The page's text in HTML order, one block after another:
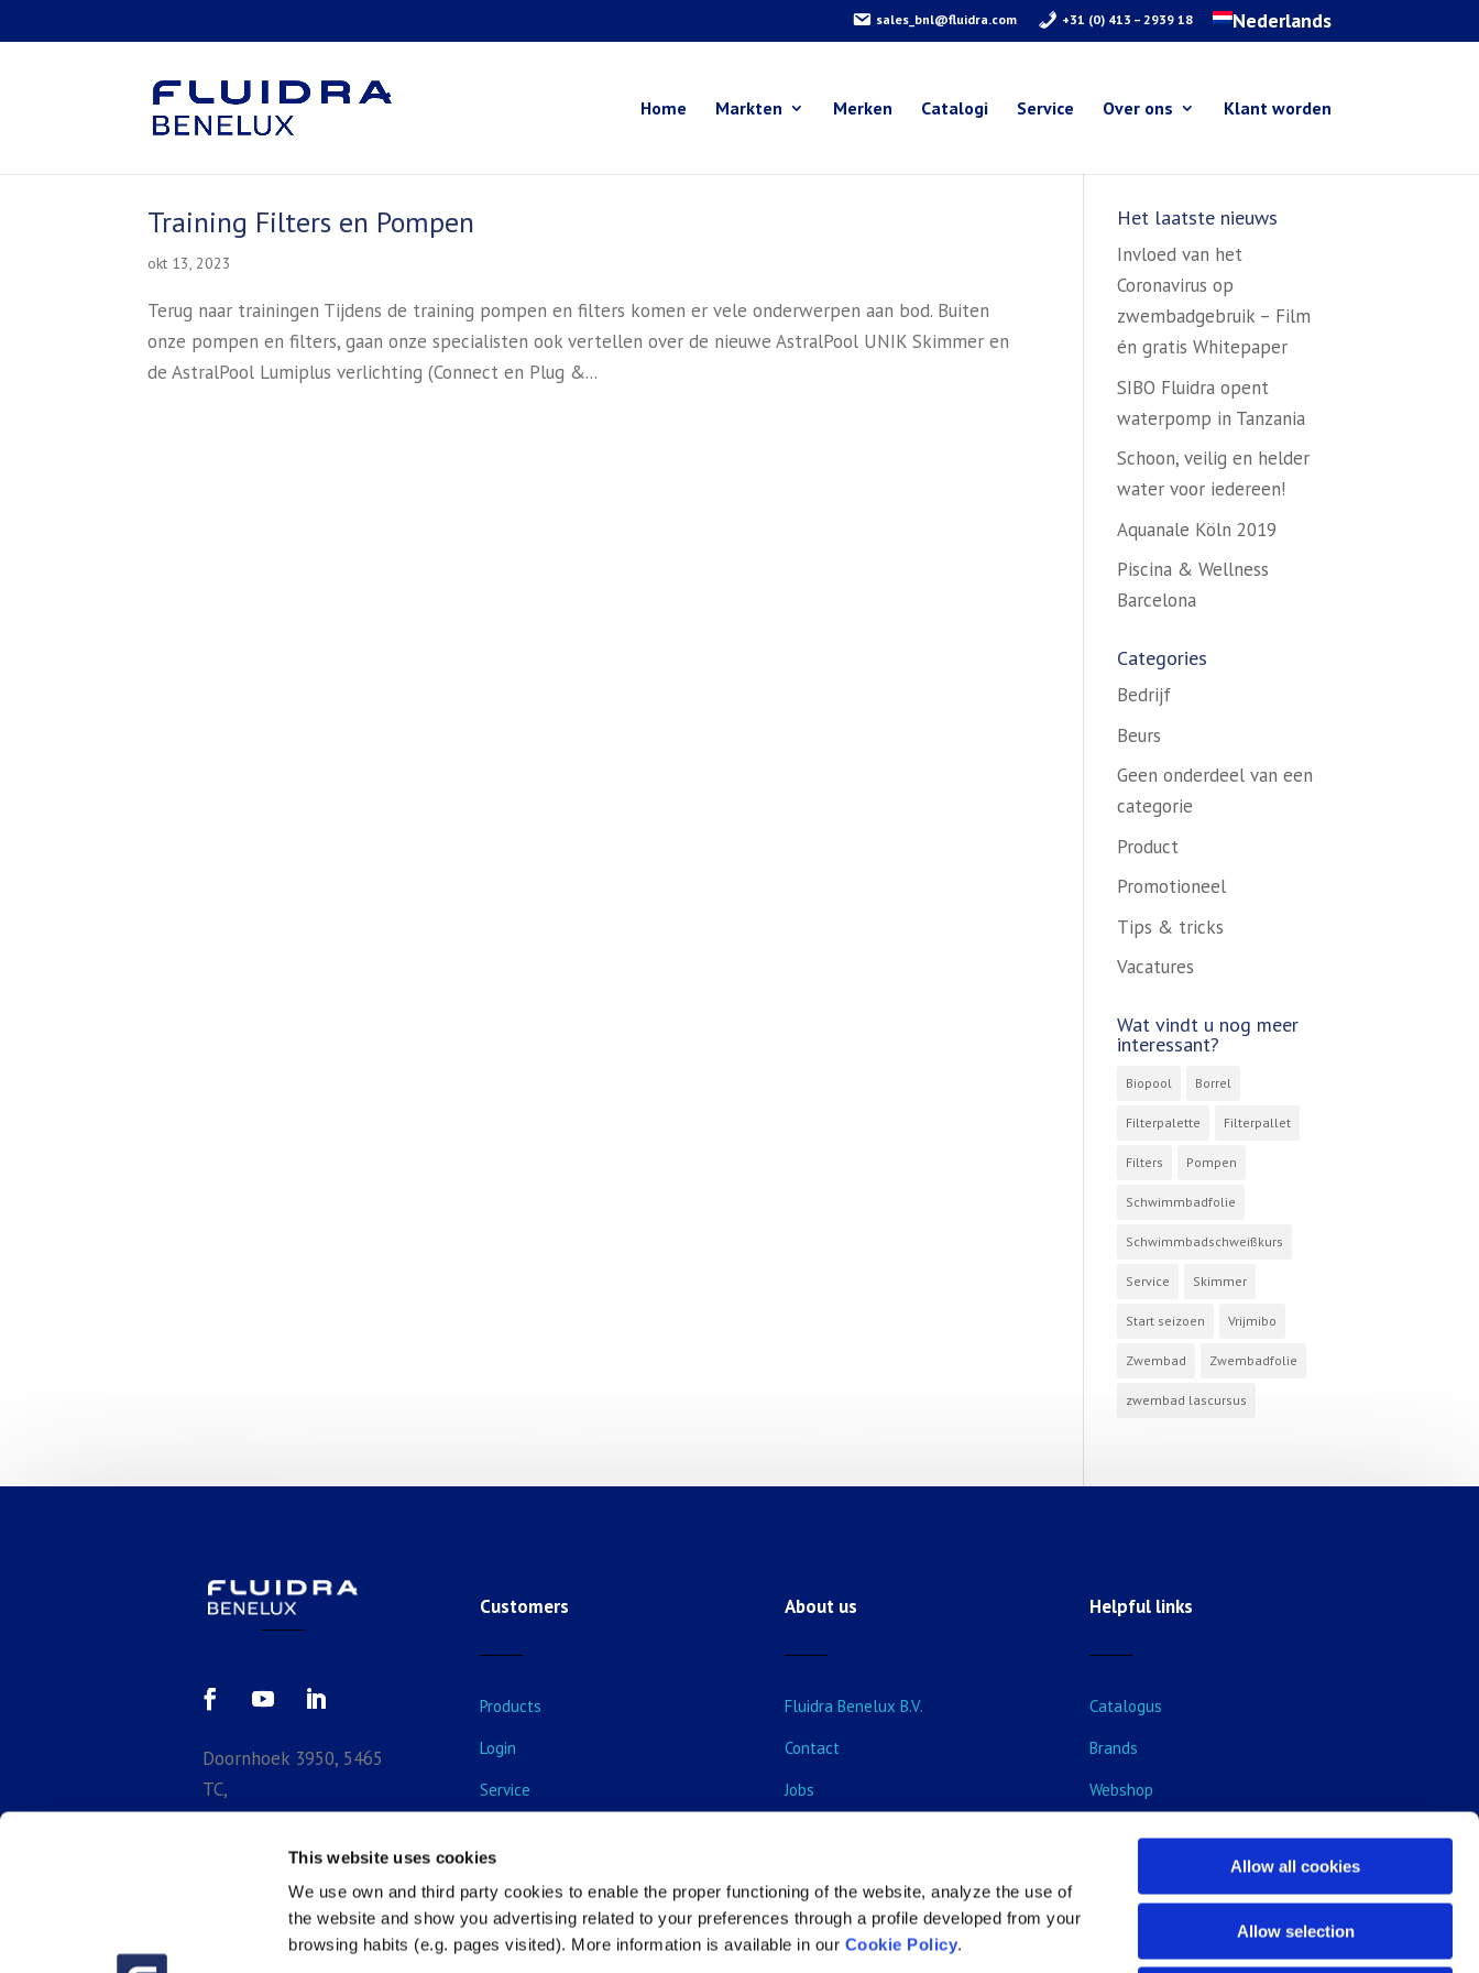
This website uses cookies
We use own and third party cookies to enable the proper functioning of the website, analyze the use of
the website and show you advertising related to your preferences through a profile developed from your
browsing habits (e.g. pages visited). More information is available in our Cookie Policy.
Allow all cookies
Allow selection
sales_bnl@fluidra.com +31 (0) 413 – 2939 18 Nederlands
Home Markten Merken Catalogi Service Over ons Klant worden
Training Filters en Pompen
okt 13, 2023
Terug naar trainingen Tijdens de training pompen en filters komen er vele onderwerpen aan bod. Buiten
onze pompen en filters, gaan onze specialisten ook vertellen over de nieuwe AstralPool UNIK Skimmer en
de AstralPool Lumiplus verlichting (Connect en Plug &...
Het laatste nieuws
Invloed van het
Coronavirus op
zwembadgebruik – Film
én gratis Whitepaper
SIBO Fluidra opent
waterpomp in Tanzania
Schoon, veilig en helder
water voor iedereen!
Aquanale Köln 2019
Piscina & Wellness
Barcelona
Categories
Bedrijf
Beurs
Geen onderdeel van een
categorie
Product
Promotioneel
Tips & tricks
Vacatures
Wat vindt u nog meer
interessant?
Biopool Borrel
Filterpalette Filterpallet
Filters Pompen
Schwimmbadfolie
Schwimmbadschweißkurs
Service Skimmer
Start seizoen Vrijmibo
Zwembad Zwembadfolie
zwembad lascursus
Doornhoek 3950, 5465
TC,
Veghel, North-Brabant,
Netherlands
+31 (0) 413 29
3918
Customers
Products
Login
Service
About us
Fluidra Benelux B.V.
Contact
Jobs
Helpful links
Catalogus
Brands
Webshop